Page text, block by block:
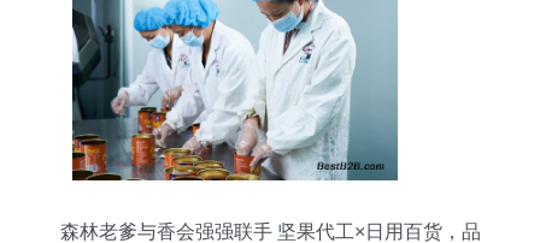
森林老爹与香会强强联手 坚果代工×日用百货，品